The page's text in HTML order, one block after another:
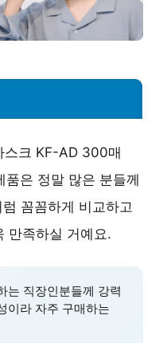
스크 KF-AD 300매
은 정말 많은 분들께
꼼꼼하게 비교하고
만족하실 거예요.
는 직장인분들께 강력
이라 자주 구매하는